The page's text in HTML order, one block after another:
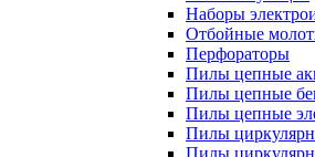
Наборы
Отбойные
Перфораторы
Пилы цепные
Пилы цепные
Пилы цепные
Пилы
Пилы